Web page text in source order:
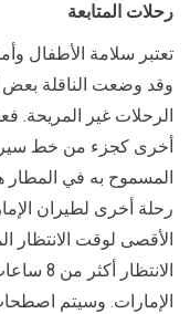
رحلات المتابعة
تعتبر سلامة الأطفال
وقد وضعت الناقلة بعض
الرحلات غير المريحة.
أخرى كجزء من خط سير
رحلة أخرى لطيران
الإمارات. وسيتم